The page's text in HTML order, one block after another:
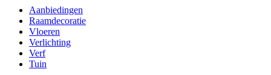
Aanbiedingen
Raamdecoratie
Vloeren
Verlichting
Verf
Tuin